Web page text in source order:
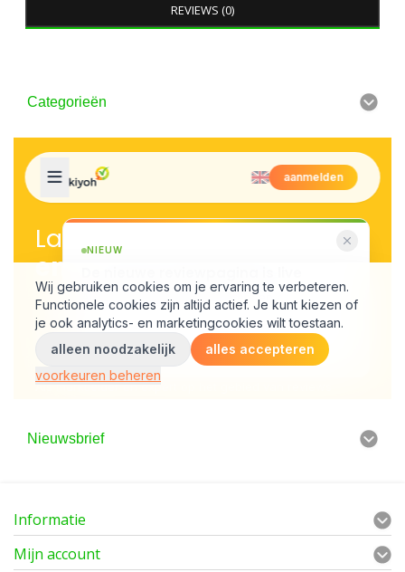
REVIEWS (0)
Categorieën
Nieuwsbrief
Informatie
Mijn account